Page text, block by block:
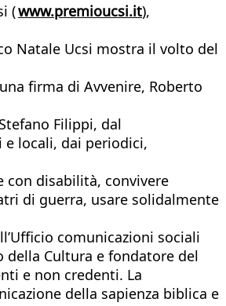
(www.premioucsi.it),
Natale Ucsi mostra il volto del
firma di Avvenire, Roberto
Filippi, dal
e locali, dai periodici,
con disabilità, convivere
di guerra, usare solidalmente
comunicazioni sociali
della Cultura e fondatore del
e non credenti. La
della sapienza biblica e